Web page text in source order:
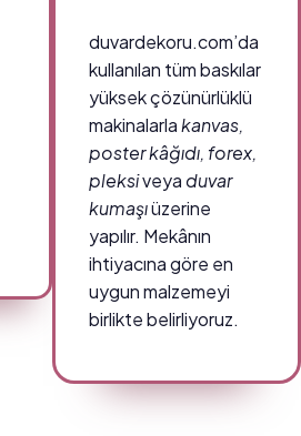
duvardekoru.com’da
kullanılan tüm baskılar
yüksek çözünürlüklü
makinalarlakanvas,
poster kâğıdı, forex,
pleksiveya duvar
kumaşıüzerine
yapılır. Mekânın
ihtiyacına göre en
uygun malzemeyi
birlikte belirliyoruz.